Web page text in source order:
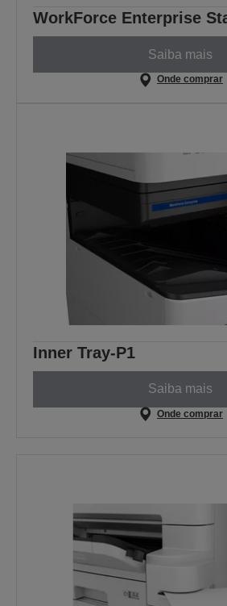
WorkForce Enterprise
Saiba mais
Onde comprar
Inner Tray-P1
Saiba mais
Onde comprar